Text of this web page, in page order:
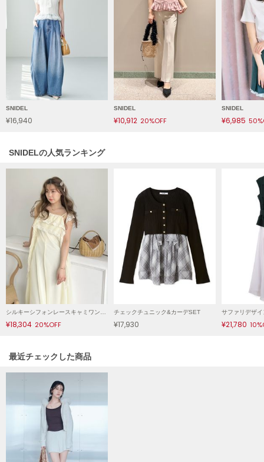
le coq sportif
ルコックスポルティフ
LeSportsac
レスポートサック
LILY BROWN
リリーブラウン
LILY BROWN Lingerie
リトルユニオン トウキョウ
made of Organics
メイドオブオーガニクス
MICHU COQUETTE
ミチュ コケット
MIESROHE
ミースロエ
miies miim
ミーエスミーム
Mila Owen
MOIGE
ミュシャ
NEW Balance
ニューバランス
SNIDEL
¥16,940
SNIDEL
¥10,912 20%OFF
SNIDEL
¥6,985
SNIDELの人気ランキング
シルキーシフォンレースキャミワンピース
¥18,304 20%OFF
チェックチュニック&カーデSET
¥17,930 ¥21,780
関連記事
最近チェックした商品